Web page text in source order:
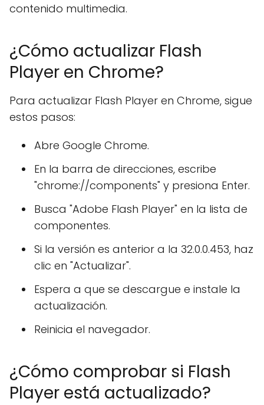
contenido multimedia.
¿Cómo actualizar Flash
Player en Chrome?
Para actualizar Flash Player en Chrome, sigue
estos pasos:
Abre Google Chrome.
En la barra de direcciones, escribe
"chrome://components" y presiona Enter.
Busca "Adobe Flash Player" en la lista de
componentes.
Si la versión es anterior a la 32.0.0.453, haz
clic en "Actualizar".
Espera a que se descargue e instale la
actualización.
Reinicia el navegador.
¿Cómo comprobar si Flash
Player está actualizado?